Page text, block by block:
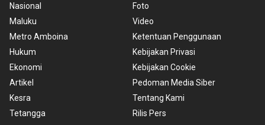
Nasional
Maluku
Metro Amboina
Hukum
Ekonomi
Artikel
Kesra
Tetangga
Foto
Video
Ketentuan Penggunaan
Kebijakan Privasi
Kebijakan Cookie
Pedoman Media Siber
Tentang Kami
Rilis Pers